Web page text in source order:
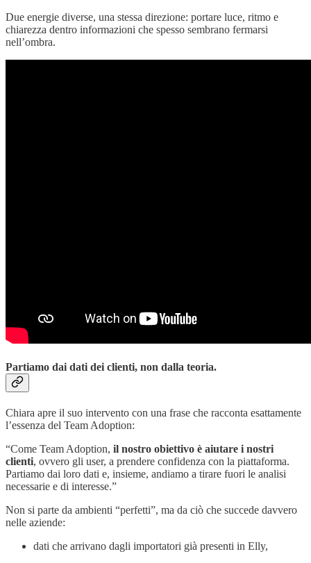
Due energie diverse, una stessa direzione: portare luce, ritmo e
chiarezza dentro informazioni che spesso sembrano fermarsi
nell’ombra.
Partiamo dai dati dei clienti, non dalla teoria.
Chiara apre il suo intervento con una frase che racconta esattamente
l’essenza del Team Adoption:
“Come Team Adoption, il nostro obiettivo è aiutare i nostri
clienti, ovvero gli user, a prendere confidenza con la piattaforma.
Partiamo dai loro dati e, insieme, andiamo a tirare fuori le analisi
necessarie e di interesse.”
Non si parte da ambienti “perfetti”, ma da ciò che succede davvero
nelle aziende:
dati che arrivano dagli importatori già presenti in Elly,